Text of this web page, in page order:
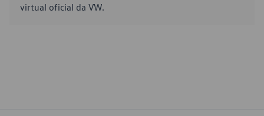
virtual oficial da VW.